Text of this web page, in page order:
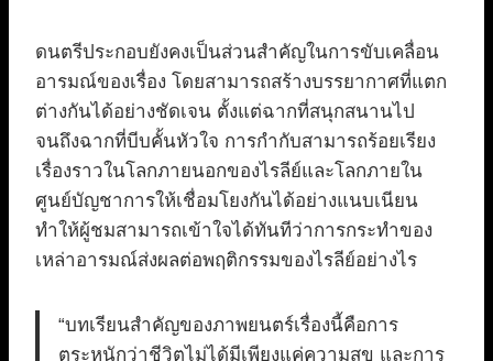
ดนตรีประกอบยังคงเป็นส่วนสำคัญในการขับเคลื่อน
อารมณ์ของเรื่อง โดยสามารถสร้างบรรยากาศที่แตก
ต่างกันได้อย่างชัดเจน ตั้งแต่ฉากที่สนุกสนานไป
จนถึงฉากที่บีบคั้นหัวใจ การกำกับสามารถร้อยเรียง
เรื่องราวในโลกภายนอกของไรลีย์และโลกภายใน
ศูนย์บัญชาการให้เชื่อมโยงกันได้อย่างแนบเนียน
ทำให้ผู้ชมสามารถเข้าใจได้ทันทีว่าการกระทำของ
เหล่าอารมณ์ส่งผลต่อพฤติกรรมของไรลีย์อย่างไร
“บทเรียนสำคัญของภาพยนตร์เรื่องนี้คือการ
ตระหนักว่าชีวิตไม่ได้มีเพียงแค่ความสุข และการ